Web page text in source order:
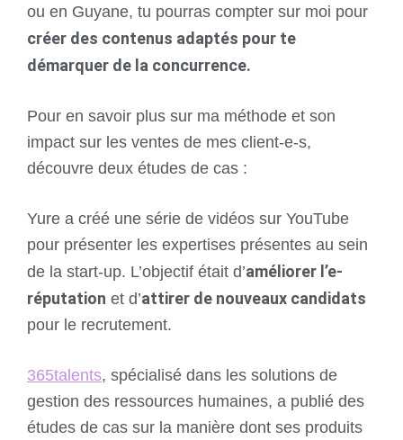
ou en Guyane, tu pourras compter sur moi pour
créer des contenus adaptés pour te
démarquer de la concurrence.
Pour en savoir plus sur ma méthode et son
impact sur les ventes de mes client-e-s,
découvre deux études de cas :
Yure a créé une série de vidéos sur YouTube
pour présenter les expertises présentes au sein
de la start-up. L’objectif était d’améliorer l’e-
réputation et d’attirer de nouveaux candidats
pour le recrutement.
365talents, spécialisé dans les solutions de
gestion des ressources humaines, a publié des
études de cas sur la manière dont ses produits